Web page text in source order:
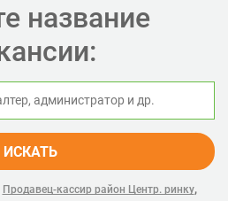
название
ИСКАТЬ
Продавец-кассир район Центр. ринку,